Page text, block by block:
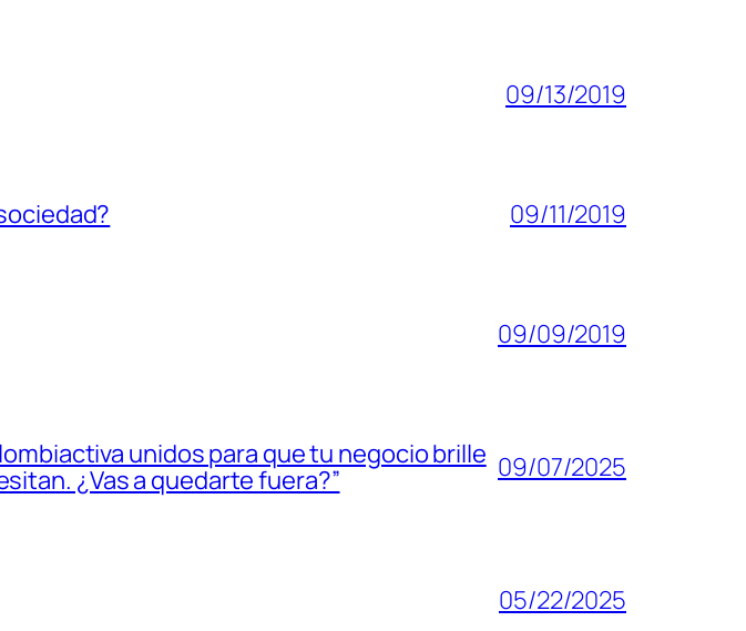
09/13/2019
09/11/2019
09/09/2019
unidos para que tu negocio brille
¿Vas a quedarte fuera?”
09/07/2025
05/22/2025